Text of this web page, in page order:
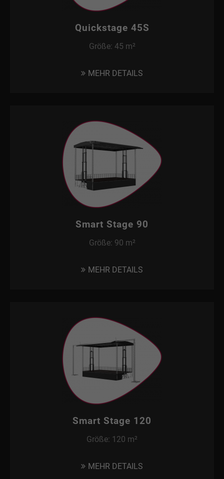
Quickstage 45S
Größe: 45 m²
MEHR DETAILS
Smart Stage 90
Größe: 90 m²
MEHR DETAILS
Smart Stage 120
Größe: 120 m²
MEHR DETAILS